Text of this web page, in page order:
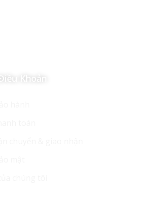
Khoản